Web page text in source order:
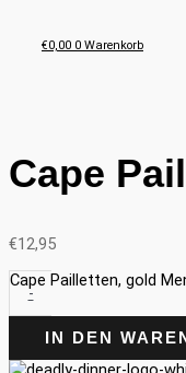
€0,00 0 Warenkorb
Cape
€12,95
-
Cape Pailletten, gold
IN DEN